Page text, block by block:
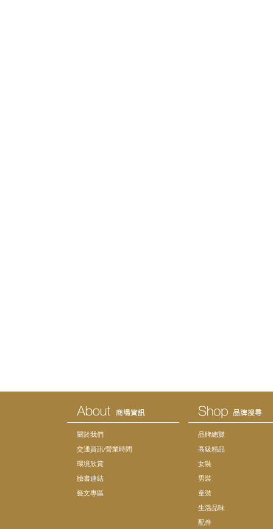
關於我們
交通資訊/營業時間
環境欣賞
臉書連結
藝文專區
品牌總覽
高級精品
女裝
男裝
童裝
生活品味
配件